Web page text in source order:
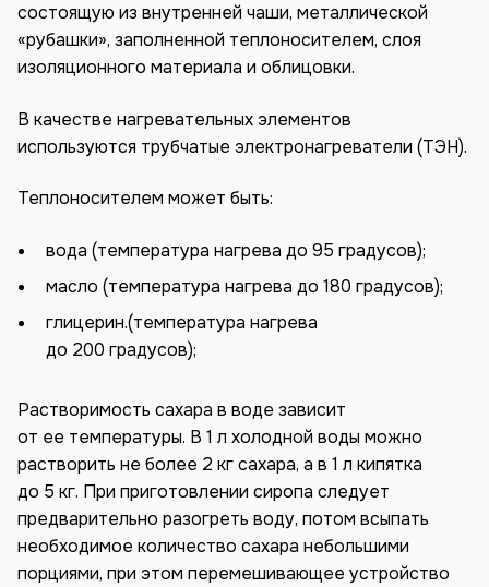
состоящую из внутренней чаши, металлической
«рубашки», заполненной теплоносителем, слоя
изоляционного материала и облицовки.
В качестве нагревательных элементов
используются трубчатые электронагреватели (ТЭН).
Теплоносителем может быть:
вода (температура нагрева до 95 градусов);
масло (температура нагрева до 180 градусов);
глицерин.(температура нагрева
до 200 градусов);
Растворимость сахара в воде зависит
от ее температуры. В 1 л холодной воды можно
растворить не более 2 кг сахара, а в 1 л кипятка
до 5 кг. При приготовлении сиропа следует
предварительно разогреть воду, потом всыпать
необходимое количество сахара небольшими
порциями, при этом перемешивающее устройство